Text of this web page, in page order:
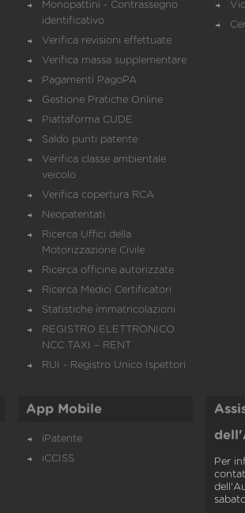
Monopattini - Contrassegno
identificativo
Verifica revisioni effettuate
Verifica massa supplementare
Pagamenti PagoPA
Gestione Pratiche Online
Piattaforma CUDE
Saldo punti patente
Verifica classe ambientale
veicolo
Verifica copertura RCA
Neopatentati
Ricerca Uffici della
Motorizzazione Civile
Ricerca officine autorizzate
Ricerca Medici Certificatori
Statistiche immatricolazioni
REGISTRO ELETTRONICO
NCC TAXI – RENT
RUI - Registro Unico Ispettori
App Mobile
iPatente
iCCISS
Per